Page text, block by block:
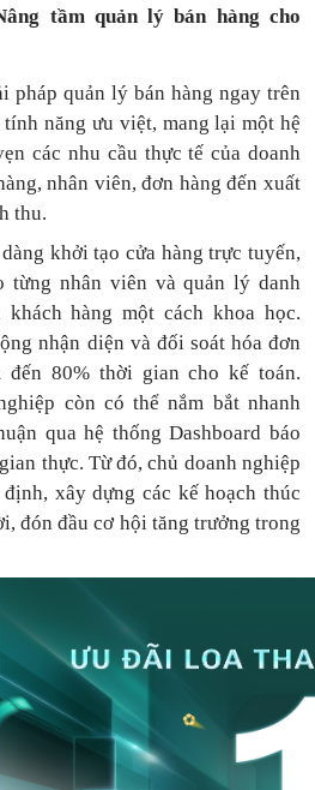
tầm quản lý bán hàng cho
pháp quản lý bán hàng ngay trên
năng ưu việt, mang lại một hệ
các nhu cầu thực tế của doanh
nhân viên, đơn hàng đến xuất
thu.
khởi tạo cửa hàng trực tuyến,
từng nhân viên và quản lý danh
hàng một cách khoa học.
nhận diện và đối soát hóa đơn
80% thời gian cho kế toán.
còn có thể nắm bắt nhanh
qua hệ thống Dashboard báo
thực. Từ đó, chủ doanh nghiệp
xây dựng các kế hoạch thúc
đón đầu cơ hội tăng trưởng trong